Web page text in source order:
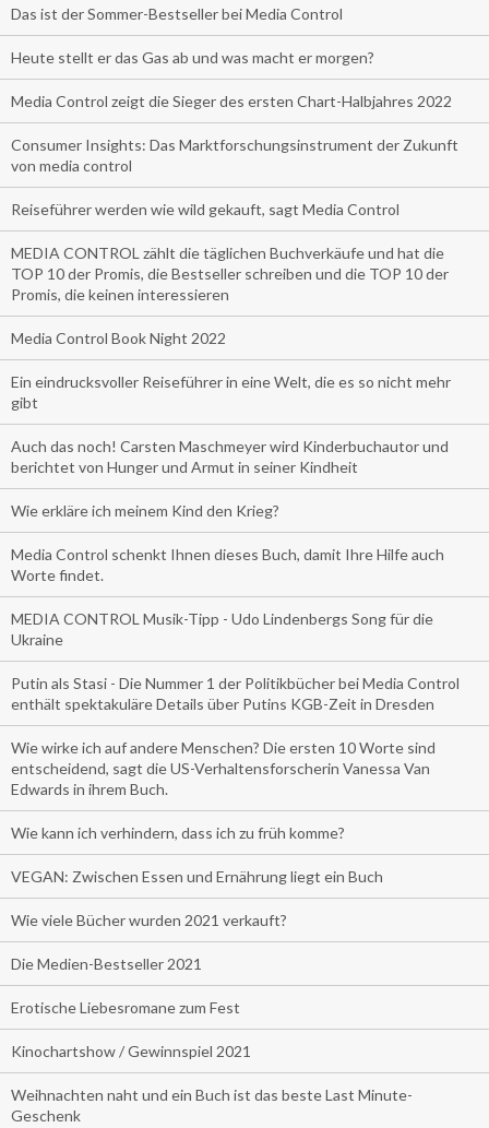
Das ist der Sommer-Bestseller bei Media Control
Heute stellt er das Gas ab und was macht er morgen?
Media Control zeigt die Sieger des ersten Chart-Halbjahres 2022
Consumer Insights: Das Marktforschungsinstrument der Zukunft
von media control
Reiseführer werden wie wild gekauft, sagt Media Control
MEDIA CONTROL zählt die täglichen Buchverkäufe und hat die
TOP 10 der Promis, die Bestseller schreiben und die TOP 10 der
Promis, die keinen interessieren
Media Control Book Night 2022
Ein eindrucksvoller Reiseführer in eine Welt, die es so nicht mehr
gibt
Auch das noch! Carsten Maschmeyer wird Kinderbuchautor und
berichtet von Hunger und Armut in seiner Kindheit
Wie erkläre ich meinem Kind den Krieg?
Media Control schenkt Ihnen dieses Buch, damit Ihre Hilfe auch
Worte findet.
MEDIA CONTROL Musik-Tipp - Udo Lindenbergs Song für die
Ukraine
Putin als Stasi - Die Nummer 1 der Politikbücher bei Media Control
enthält spektakuläre Details über Putins KGB-Zeit in Dresden
Wie wirke ich auf andere Menschen? Die ersten 10 Worte sind
entscheidend, sagt die US-Verhaltensforscherin Vanessa Van
Edwards in ihrem Buch.
Wie kann ich verhindern, dass ich zu früh komme?
VEGAN: Zwischen Essen und Ernährung liegt ein Buch
Wie viele Bücher wurden 2021 verkauft?
Die Medien-Bestseller 2021
Erotische Liebesromane zum Fest
Kinochartshow / Gewinnspiel 2021
Weihnachten naht und ein Buch ist das beste Last Minute-
Geschenk